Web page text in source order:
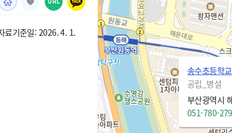
URL
료기준일: 2026. 4. 1.
송수초등학
공립_병설
부산광역시
051-780-